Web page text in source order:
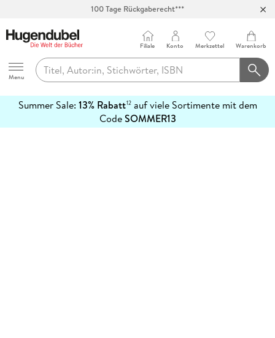
100 Tage Rückgaberecht***
Hugendubel
Menu
Filiale Konto Merkzettel Warenkorb
Summer Sale: 13% Rabatt12auf viele Sortimente mit dem
CodeSOMMER13
erfahren